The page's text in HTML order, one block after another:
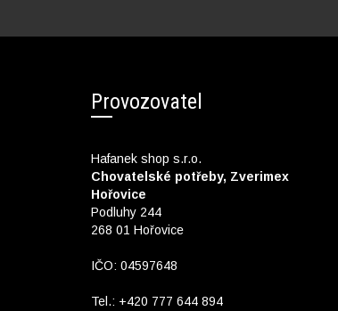
Provozovatel
Hafanek shop s.r.o.
Chovatelské potřeby, Zverimex
Hořovice
Podluhy 244
268 01 Hořovice
IČO: 04597648
Tel.: +420 777 644 894